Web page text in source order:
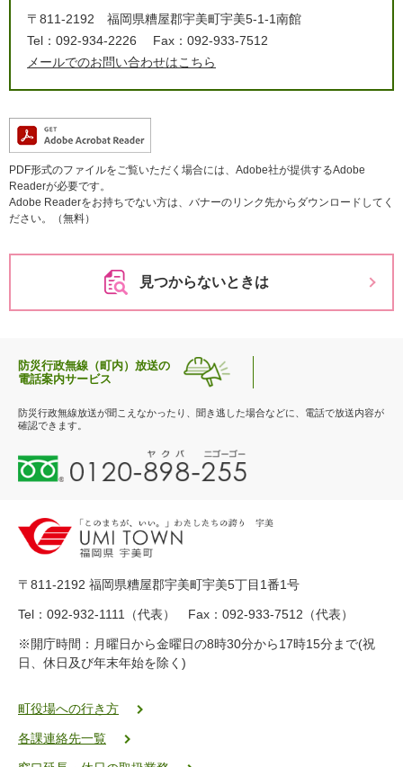
〒811-2192
福岡県糟屋郡宇美町宇美5-1-1南館
Tel：092-934-2226
Fax：092-933-7512
メールでのお問い合わせはこちら
PDF形式のファイルをご覧いただく場合には、Adobe社が提供するAdobe
Readerが必要です。
Adobe Readerをお持ちでない方は、バナーのリンク先からダウンロードしてく
ださい。（無料）
見つからないときは
防災行政無線（町内）放送の
電話案内サービス
防災行政無線放送が聞こえなかったり、聞き逃した場合などに、電話で放送内容が
確認できます。
0
1
-
8
-
5
5
ク
二
ゴ
〒811-2192 福岡県糟屋郡宇美町宇美5丁目1番1号
Tel：092-932-1111（代表） Fax：092-933-7512（代表）
※開庁時間：月曜日から金曜日の8時30分から17時15分まで(祝
日、休日及び年末年始を除く)
町役場への行き方
各課連絡先一覧